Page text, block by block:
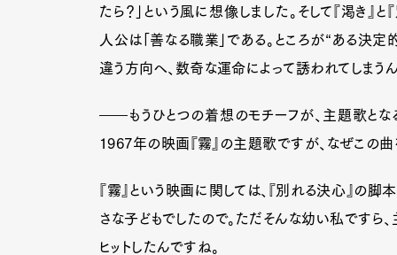
たら？」という風に想像しました。そして『渇き
人公は「善なる職業」である。ところが“ある決
違う方向へ、数奇な運命によって誘われてしまうん
――もうひとつの着想のモチーフが、主題歌となる
1967年の映画『霧』の主題歌ですが、なぜこの
『霧』という映画に関しては、『別れる決心』の
さな子どもでしたので。ただそんな幼い私ですら
ヒットしたんですね。